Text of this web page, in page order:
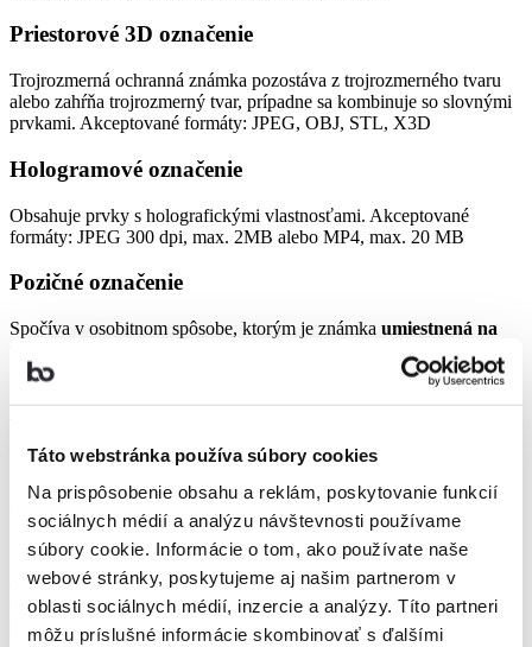
Táto webstránka používa súbory cookies
Na prispôsobenie obsahu a reklám, poskytovanie funkcií
sociálnych médií a analýzu návštevnosti používame
súbory cookie. Informácie o tom, ako používate naše
webové stránky, poskytujeme aj našim partnerom v
oblasti sociálnych médií, inzercie a analýzy. Títo partneri
môžu príslušné informácie skombinovať s ďalšími
Priestorové 3D označenie
Trojrozmerná ochranná známka pozostáva z trojrozmerného tvaru
alebo zahŕňa trojrozmerný tvar, prípadne sa kombinuje so slovnými
prvkami. Akceptované formáty: JPEG, OBJ, STL, X3D
Hologramové označenie
Obsahuje prvky s holografickými vlastnosťami. Akceptované
formáty: JPEG 300 dpi, max. 2MB alebo MP4, max. 20 MB
Pozičné označenie
Spočíva v osobitnom spôsobe, ktorým je známka umiestnená na
300 dpi, max. 2MB
Viac o ochrannej známke
Akú územnú platnosť môže mať
ochranná známka?
Ochranná známka platí iba pre územie, kde je zaregistrovaná. Pri
voľbe územnej platnosti sa teda rozhodujete o tom, pre aké územie
žiadate ochranu pre svoju značku.